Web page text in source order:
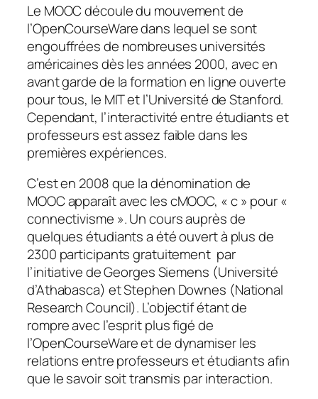
Le MOOC découle du mouvement de
l’OpenCourseWare dans lequel se sont
engouffrées de nombreuses universités
américaines dès les années 2000, avec en
avant garde de la formation en ligne ouverte
pour tous, le MIT et l’Université de Stanford.
Cependant, l’interactivité entre étudiants et
professeurs est assez faible dans les
premières expériences.
C’est en 2008 que la dénomination de
MOOC apparaît avec les cMOOC, «c» pour «
connectivisme ». Un cours auprès de
quelques étudiants a été ouvert à plus de
2300 participants gratuitement par
l’initiative de Georges Siemens (Université
d’Athabasca) et Stephen Downes (National
Research Council). L’objectif étant de
rompre avec l’esprit plus figé de
l’OpenCourseWare et de dynamiser les
relations entre professeurs et étudiants afin
que le savoir soit transmis par interaction.